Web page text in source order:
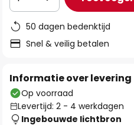
50 dagen bedenktijd
Snel & veilig betalen
Informatie over levering
Op voorraad
Levertijd: 2 - 4 werkdagen
Ingebouwde lichtbron